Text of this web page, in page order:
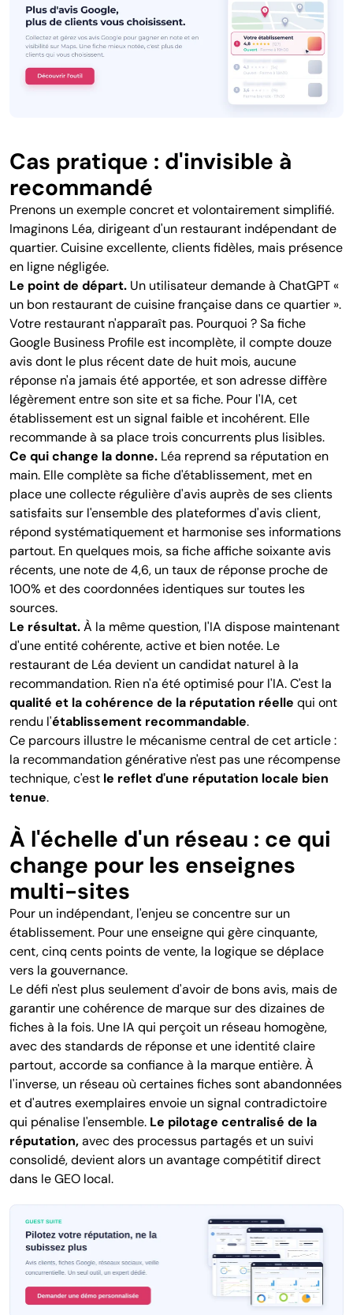
Cas pratique : d'invisible à
recommandé
Prenons un exemple concret et volontairement simplifié.
Imaginons Léa, dirigeant d'un restaurant indépendant de
quartier. Cuisine excellente, clients fidèles, mais présence
en ligne négligée.
Le point de départ. Un utilisateur demande à ChatGPT «
un bon restaurant de cuisine française dans ce quartier ».
Votre restaurant n'apparaît pas. Pourquoi ? Sa fiche
Google Business Profile est incomplète, il compte douze
avis dont le plus récent date de huit mois, aucune
réponse n'a jamais été apportée, et son adresse diffère
légèrement entre son site et sa fiche. Pour l'IA, cet
établissement est un signal faible et incohérent. Elle
recommande à sa place trois concurrents plus lisibles.
Ce qui change la donne. Léa reprend sa réputation en
main. Elle complète sa fiche d'établissement, met en
place une collecte régulière d'avis auprès de ses clients
satisfaits sur l'ensemble des plateformes d'avis client,
répond systématiquement et harmonise ses informations
partout. En quelques mois, sa fiche affiche soixante avis
récents, une note de 4,6, un taux de réponse proche de
100% et des coordonnées identiques sur toutes les
sources.
Le résultat.À la même question, l'IA dispose maintenant
d'une entité cohérente, active et bien notée. Le
restaurant de Léa devient un candidat naturel à la
recommandation. Rien n'a été optimisé pour l'IA. C'est la
qualité et la cohérence de la réputation réelle qui ont
rendu l'établissement recommandable.
Ce parcours illustre le mécanisme central de cet article :
la recommandation générative n'est pas une récompense
technique, c'est le reflet d'une réputation locale bien
tenue.
À l'échelle d'un réseau : ce qui
change pour les enseignes
multi-sites
Pour un indépendant, l'enjeu se concentre sur un
établissement. Pour une enseigne qui gère cinquante,
cent, cinq cents points de vente, la logique se déplace
vers la gouvernance.
Le défi n'est plus seulement d'avoir de bons avis, mais de
garantir une cohérence de marque sur des dizaines de
fiches à la fois. Une IA qui perçoit un réseau homogène,
avec des standards de réponse et une identité claire
partout, accorde sa confiance à la marque entière. À
l'inverse, un réseau où certaines fiches sont abandonnées
et d'autres exemplaires envoie un signal contradictoire
qui pénalise l'ensemble. Le pilotage centralisé de la
réputation,avec des processus partagés et un suivi
consolidé, devient alors un avantage compétitif direct
dans le GEO local.